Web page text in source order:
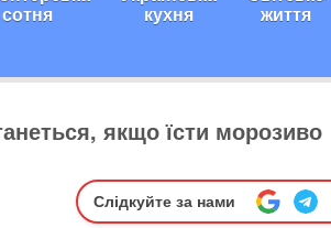
сотня кухня життя
якщо їсти морозиво
Слідкуйте за нами